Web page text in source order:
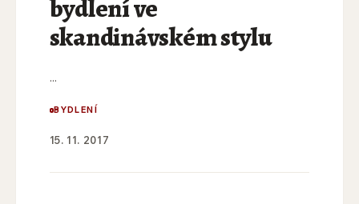
bydlení ve
skandinávském stylu
...
BYDLENÍ
15. 11. 2017